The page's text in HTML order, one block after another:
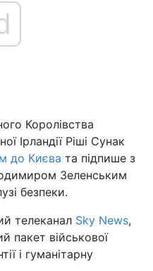
Королівства
Ірландії Ріші Сунак
до Києва та підпише з
Зеленським
безпеки.
телеканал Sky News,
пакет військової
і гуманітарну